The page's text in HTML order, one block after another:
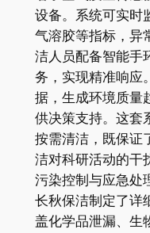
设备。系统可实时
气溶胶等指标，异
洁人员配备智能手
务，实现精准响应
据，生成环境质量
供决策支持。这套
按需清洁，既保证
洁对科研活动的干
污染控制与应急处
长秋保洁制定了详
盖化学品泄漏、生